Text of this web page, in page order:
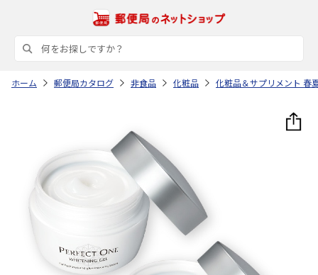
ホーム 郵便局カタログ 非食品 化粧品 化粧品＆サプリメント 春